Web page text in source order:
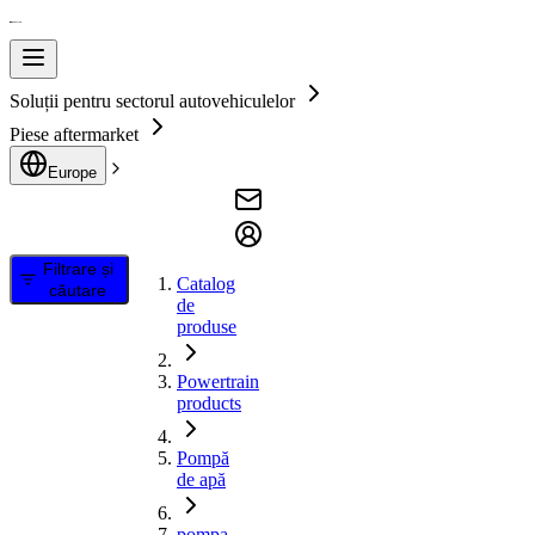
Soluții pentru sectorul autovehiculelor
Piese aftermarket
Europe
Filtrare și
căutare
Catalog
de
produse
Powertrain
products
Pompă
de apă